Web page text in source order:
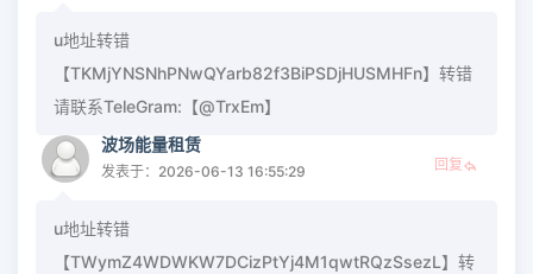
u地址转错
【TKMjYNSNhPNwQYarb82f3BiPSDjHUSMHFn】转错
请联系TeleGram:【@TrxEm】
波场能量租赁
发表于：2026-06-13 16:55:29 回复
u地址转错
【TWymZ4WDWKW7DCizPtYj4M1qwtRQzSsezL】转